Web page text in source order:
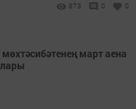
873 0 0
март аена